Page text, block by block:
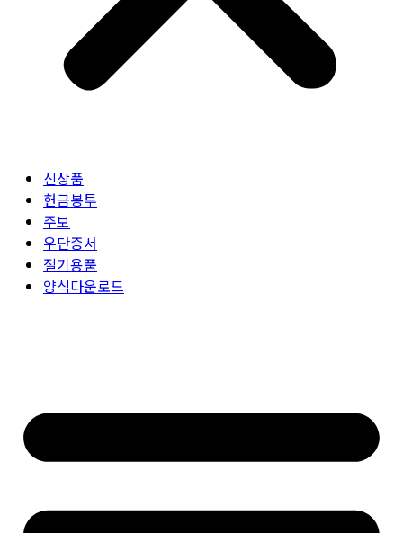
신상품
헌금봉투
주보
우단증서
절기용품
양식다운로드